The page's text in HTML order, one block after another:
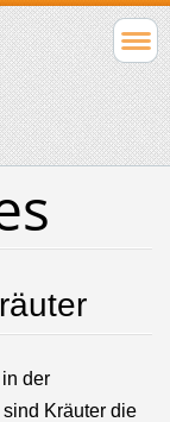
der
Kräuter die